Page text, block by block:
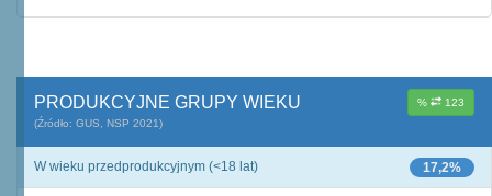
% 123
PRODUKCYJNE GRUPY WIEKU
(Źródło: GUS, NSP 2021)
17,2%
W wieku przedprodukcyjnym (<18 lat)